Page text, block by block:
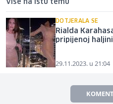
Više na istu temu
DOTJERALA SE
Rialda
pripijenoj
29.11.2023. u 21:04